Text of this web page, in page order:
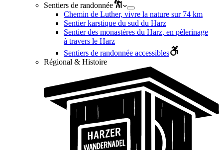
Sentiers de randonnée
Chemin de Luther, vivre la nature sur 74 km
Sentier karstique du sud du Harz
Sentier des monastères du Harz, en pèlerinage
à travers le Harz
Sentiers de randonnée accessibles
Régional & Histoire